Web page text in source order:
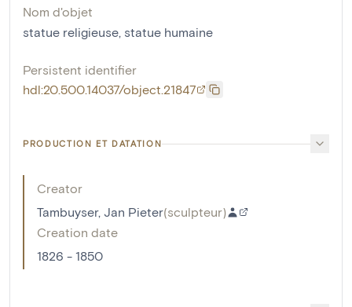
Nom d'objet
statue religieuse, statue humaine
Persistent identifier
hdl:20.500.14037/object.21847
PRODUCTION ET DATATION
Creator
Tambuyser, Jan Pieter(sculpteur)
Creation date
1826 - 1850